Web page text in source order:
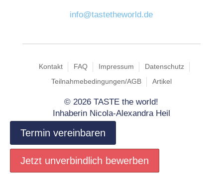
Jetzt unverbindlich bewerben
Jetzt unverbindlich bewerben
Jetzt unverbindlich bewerben
Termin vereinbaren
info@tastetheworld.de
Kontakt FAQ Impressum
Datenschutz
Teilnahmebedingungen/AGB
Artikel
©2026 TASTE the world!
Inhaberin Nicola-Alexandra Heil